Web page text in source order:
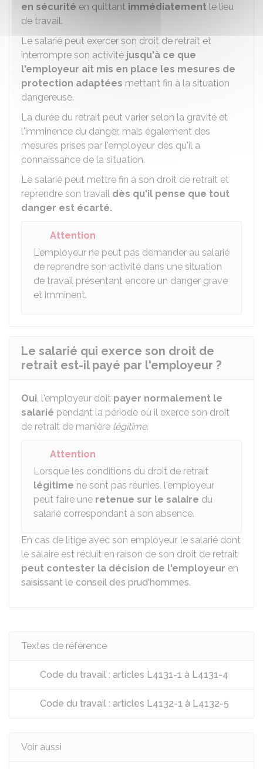
en sécurité en quittant immédiatement le lieu
de travail.
Le salarié peut exercer son droit de retrait et
interrompre son activité jusqu'à ce que
l'employeur ait mis en place les mesures de
protection adaptées mettant fin à la situation
dangereuse.
La durée du retrait peut varier selon la gravité et
l'imminence du danger, mais également des
mesures prises par l'employeur dès qu'il a
connaissance de la situation.
Le salarié peut mettre fin à son droit de retrait et
reprendre son travail dès qu'il pense que tout
danger est écarté.
Attention
L'employeur ne peut pas demander au salarié
de reprendre son activité dans une situation
de travail présentant encore un danger grave
et imminent.
Le salarié qui exerce son droit de
retrait est-il payé par l'employeur ?
Oui, l'employeur doit payer normalement le
salarié pendant la période où il exerce son droit
de retrait de manière légitime.
Attention
Lorsque les conditions du droit de retrait
légitime ne sont pas réunies, l'employeur
peut faire une retenue sur le salaire du
salarié correspondant à son absence.
En cas de litige avec son employeur, le salarié dont
le salaire est réduit en raison de son droit de retrait
peut contester la décision de l'employeur en
saisissant le conseil des prud'hommes.
Textes de référence
Code du travail : articles L4131-1 à L4131-4
Code du travail : articles L4132-1 à L4132-5
Voir aussi